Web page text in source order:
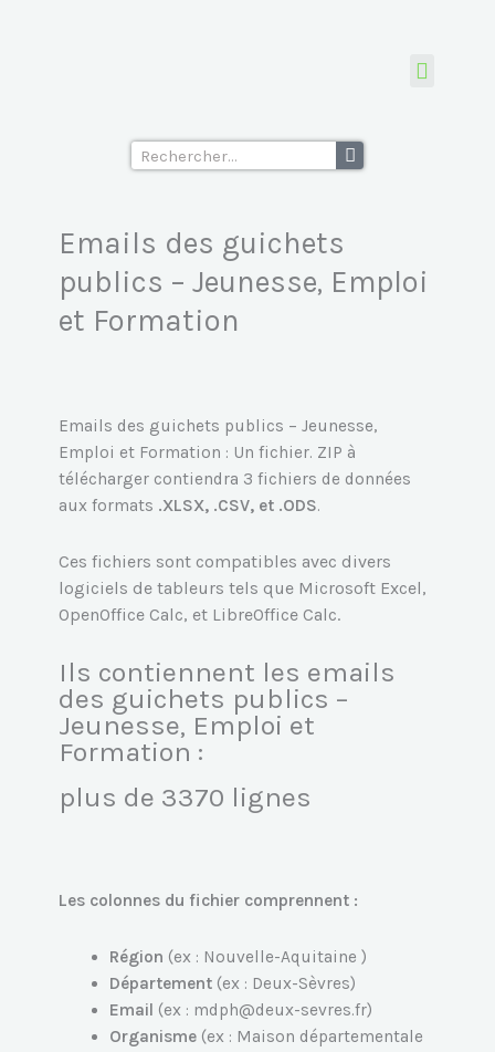
Rechercher
Emails des guichets
publics – Jeunesse, Emploi
et Formation
Emails des guichets publics – Jeunesse,
Emploi et Formation : Un fichier. ZIP à
télécharger contiendra 3 fichiers de données
aux formats .XLSX, .CSV, et .ODS.
Ces fichiers sont compatibles avec divers
logiciels de tableurs tels que Microsoft Excel,
OpenOffice Calc, et LibreOffice Calc.
Ils contiennent les emails
des guichets publics –
Jeunesse, Emploi et
Formation :
plus de 3370 lignes
Les colonnes du fichier comprennent :
Région (ex : Nouvelle-Aquitaine )
Département (ex : Deux-Sèvres)
Email (ex : mdph@deux-sevres.fr)
Organisme (ex : Maison départementale